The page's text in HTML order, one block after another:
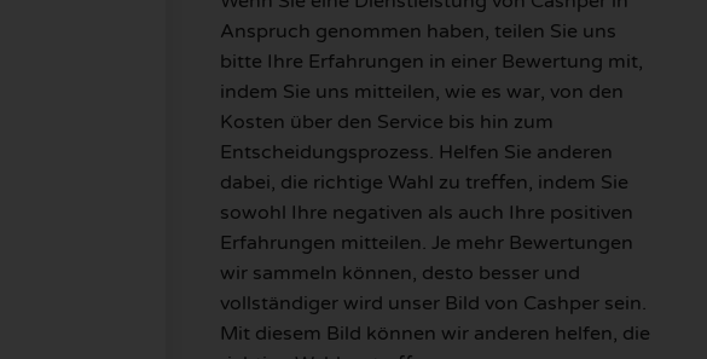
Anspruch genommen haben, teilen Sie uns
bitte Ihre Erfahrungen in einer Bewertung mit,
indem Sie uns mitteilen, wie es war, von den
Kosten über den Service bis hin zum
Entscheidungsprozess. Helfen Sie anderen
dabei, die richtige Wahl zu treffen, indem Sie
sowohl Ihre negativen als auch Ihre positiven
Erfahrungen mitteilen. Je mehr Bewertungen
wir sammeln können, desto besser und
vollständiger wird unser Bild von Cashper sein.
Mit diesem Bild können wir anderen helfen, die